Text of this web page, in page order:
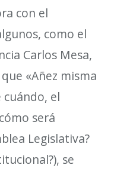
con el
como el
Carlos Mesa,
«Añez misma
cuándo, el
será
Legislativa?
se